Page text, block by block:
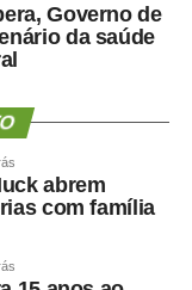
Governo de
da saúde
abrem
com família